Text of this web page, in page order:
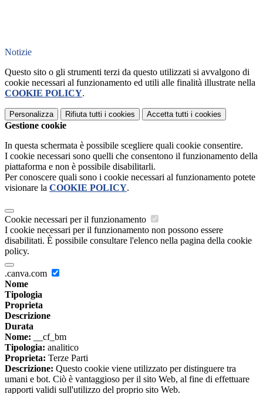
Notizie
Questo sito o gli strumenti terzi da questo utilizzati si avvalgono di
cookie necessari al funzionamento ed utili alle finalità illustrate nella
COOKIE POLICY.
Personalizza Rifiuta tutti i cookies Accetta tutti i cookies
Gestione cookie
In questa schermata è possibile scegliere quali cookie consentire.
I cookie necessari sono quelli che consentono il funzionamento della
piattaforma e non è possibile disabilitarli.
Per conoscere quali sono i cookie necessari al funzionamento potete
visionare la COOKIE POLICY.
Cookie necessari per il funzionamento
I cookie necessari per il funzionamento non possono essere
disabilitati. È possibile consultare l'elenco nella pagina della cookie
policy.
.canva.com
Nome
Tipologia
Proprieta
Descrizione
Durata
Nome: __cf_bm
Tipologia: analitico
Proprieta: Terze Parti
Descrizione: Questo cookie viene utilizzato per distinguere tra
umani e bot. Ciò è vantaggioso per il sito Web, al fine di effettuare
rapporti validi sull'utilizzo del proprio sito Web.